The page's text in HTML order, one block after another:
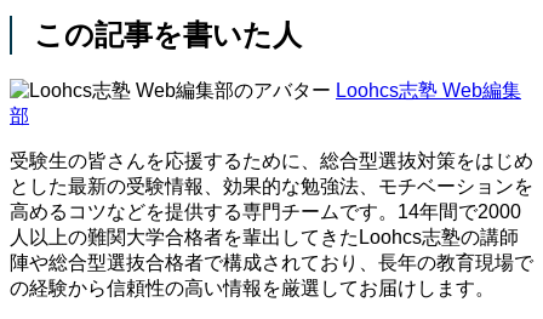
この記事を書いた人
Loohcs志塾 Web編集
部
受験生の皆さんを応援するために、総合型選抜対策をはじめ
とした最新の受験情報、効果的な勉強法、モチベーションを
高めるコツなどを提供する専門チームです。14年間で2000
人以上の難関大学合格者を輩出してきたLoohcs志塾の講師
陣や総合型選抜合格者で構成されており、長年の教育現場で
の経験から信頼性の高い情報を厳選してお届けします。